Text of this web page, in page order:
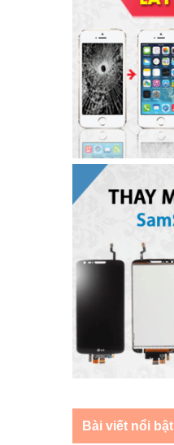
Bài viết nổi bật